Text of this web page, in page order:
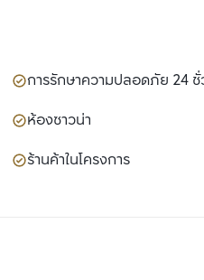
การรักษาความปลอดภัย 24 ชั่
ห้องซาวน่า
ร้านค้าในโครงการ